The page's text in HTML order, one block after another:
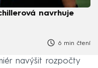
navrhuje
6 min čtení
navýšit rozpočty